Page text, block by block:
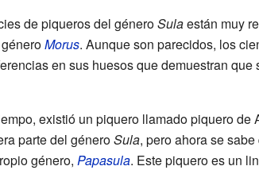
de piqueros del géneroSulaestán muy
Morus. Aunque son parecidos, los
en sus huesos que demuestran que
existió un piquero llamado piquero de
parte del géneroSula, pero ahora se
género, Papasula. Este piquero es un